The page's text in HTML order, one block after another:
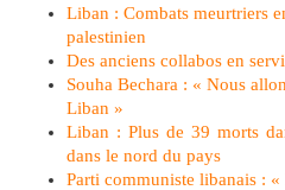
Liban : Combats meurtriers
palestinien
Des anciens collabos en
Souha Bechara : « Nous
Liban »
Liban : Plus de 39 morts
dans le nord du pays
Parti communiste libanais :